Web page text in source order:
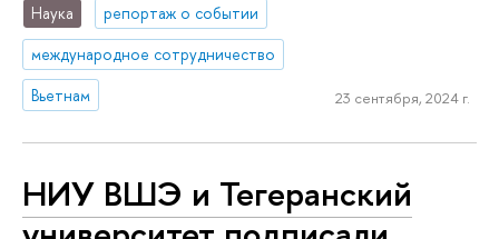
Наука
репортаж о событии
международное сотрудничество
Вьетнам
23 сентября, 2024 г.
НИУ ВШЭ и Тегеранский